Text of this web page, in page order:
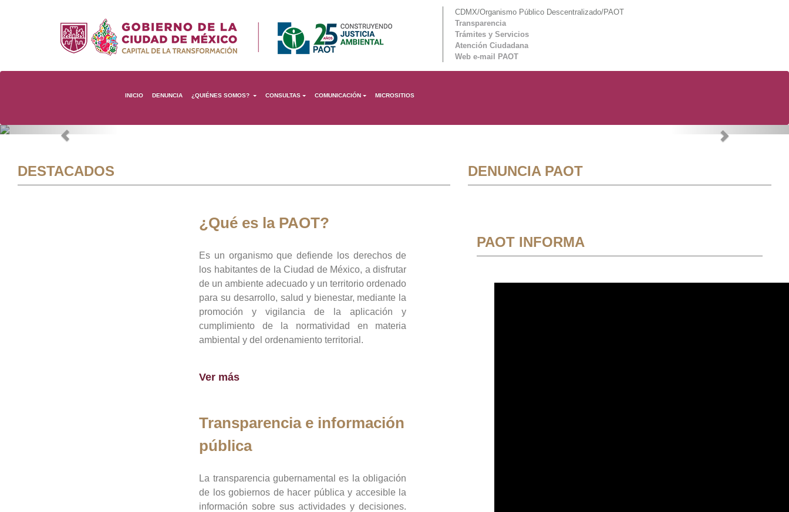
CDMX/Organismo Público Descentralizado/PAOT
Transparencia
Trámites y Servicios
Atención Ciudadana
Web e-mail PAOT
INICIO DENUNCIA ¿QUIÉNES SOMOS? CONSULTAS COMUNICACIÓN MICROSITIOS
Previous Next
DESTACADOS
¿Qué es la PAOT?
Es un organismo que defiende los derechos de
los habitantes de la Ciudad de México, a disfrutar
de un ambiente adecuado y un territorio ordenado
para su desarrollo, salud y bienestar, mediante la
promoción y vigilancia de la aplicación y
cumplimiento de la normatividad en materia
ambiental y del ordenamiento territorial.
Ver más
Transparencia e información
pública
La transparencia gubernamental es la obligación
de los gobiernos de hacer pública y accesible la
información sobre sus actividades y decisiones.
DENUNCIA PAOT
PAOT INFORMA